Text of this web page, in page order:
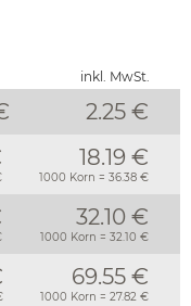
inkl. MwSt.
2.25 €
18.19 €
1000 Korn = 36.38 €
32.10 €
1000 Korn = 32.10 €
69.55 €
1000 Korn = 27.82 €